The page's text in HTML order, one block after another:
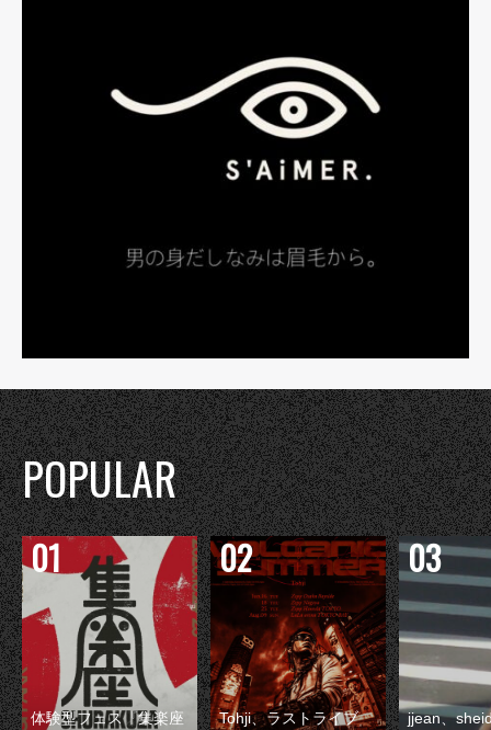
POPULAR
体験型フェス『集楽座
Tohji、ラストライブ
jjean、